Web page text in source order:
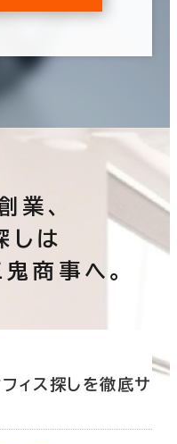
、
しは
商事へ。
ィス探しを徹底サ